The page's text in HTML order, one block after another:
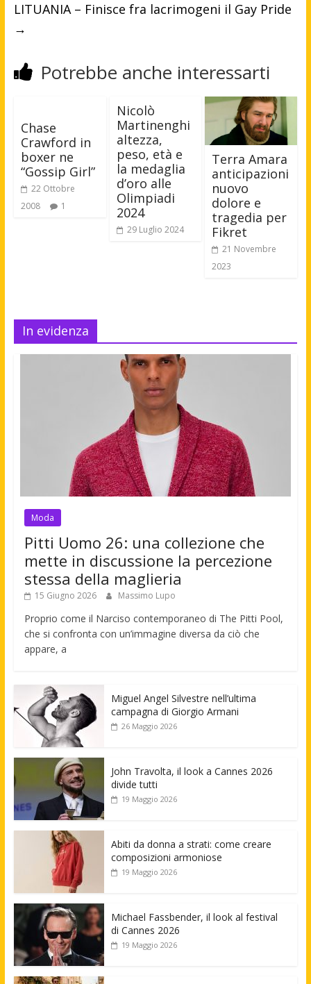
LITUANIA – Finisce fra lacrimogeni il Gay Pride
→
Potrebbe anche interessarti
Chase
Crawford in
boxer ne
“Gossip Girl”
22 Ottobre
2008
1
Nicolò
Martinenghi
altezza,
peso, età e
la medaglia
d’oro alle
Olimpiadi
2024
29 Luglio 2024
Terra Amara
anticipazioni
nuovo
dolore e
tragedia per
Fikret
21 Novembre
2023
In evidenza
Moda
Pitti Uomo 26: una collezione che
mette in discussione la percezione
stessa della maglieria
15 Giugno 2026 Massimo Lupo
Proprio come il Narciso contemporaneo di The Pitti Pool,
che si confronta con un’immagine diversa da ciò che
appare, a
Miguel Angel Silvestre nell’ultima
campagna di Giorgio Armani
26 Maggio 2026
John Travolta, il look a Cannes 2026
divide tutti
19 Maggio 2026
Abiti da donna a strati: come creare
composizioni armoniose
19 Maggio 2026
Michael Fassbender, il look al festival
di Cannes 2026
19 Maggio 2026